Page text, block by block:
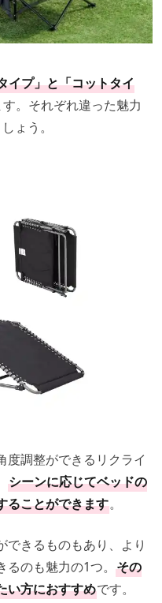
イプ」と「コットタイ
。それぞれ違った魅力
ょう。
度調整ができるリクライ
シーンに応じてベッドの
ることができます。
きるものもあり、より
のも魅力の1つ。 その
い方におすすめです。